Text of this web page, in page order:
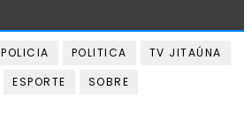
POLICIA POLITICA
TV JITAÚNA
ESPORTE
SOBRE